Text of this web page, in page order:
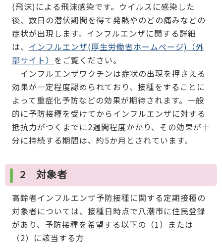
(飛沫)による飛沫感染です。ウイルスに感染した
後、数日の潜伏期間を得て発熱やのどの痛みなどの
症状が出現します。インフルエンザに関する詳細
は、 インフルエンザ(厚生労働省ホームぺージ)（外
部サイト） をご覧ください。
インフルエンザワクチンは症状の出現を押さえる
効果が一定程度認められており、接種をすることに
よって重症化予防などの効果が期待されます。一般
的に予防接種を受けてからインフルエンザに対する
抵抗力がつくまでに2週間程度かかり、その効果が十
分に持続する期間は、約5か月とされています。
2 対象者
高齢者インフルエンザ予防接種に関する定期接種の
対象者については、接種日時点で八潮市に住民登録
があり、予防接種を希望する以下の（1）または
（2）に該当する方